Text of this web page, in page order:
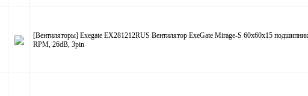
[Вентиляторы] Exegate EX281212RUS Вентилятор ExeGate Mirage-S 60x60x15
RPM, 26dB, 3pin